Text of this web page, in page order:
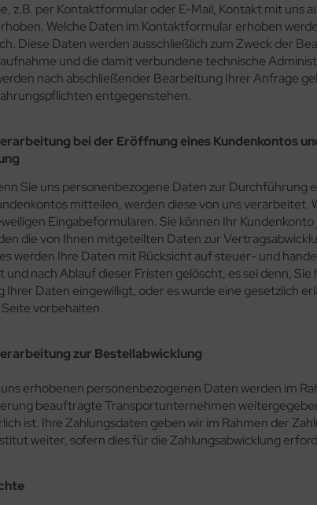
z.B. per Kontaktformular oder E-Mail, Kontakt mit uns
Welche Daten im Kontaktformular erhoben
Diese Daten werden ausschließlich zum Zweck der
und die damit verbundene technische
nach abschließender Bearbeitung Ihrer Anfrage
entgegenstehen.
bei der Eröffnung eines Kundenkontos
Sie uns personenbezogene Daten zur Durchführung
mitteilen, werden diese von uns verarbeitet.
Eingabeformularen. Sie können Ihr
die von Ihnen mitgeteilten Daten zur
werden Ihre Daten mit Rücksicht auf steuer- und
und nach Ablauf dieser Fristen gelöscht, es sei denn,
Ihrer Daten eingewilligt, oder es wurde eine gesetzlich
vorbehalten.
zur Bestellabwicklung
erhobenen personenbezogenen Daten werden im
beauftragte Transportunternehmen
ist. Ihre Zahlungsdaten geben wir im Rahmen der
weiter, sofern dies für die Zahlungsabwicklung